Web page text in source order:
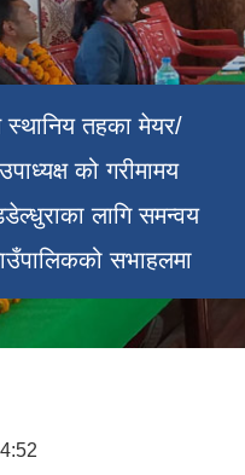
केन्द्र विन्दु गणेशपुर,
मेला (बडालकी जातँ)
तहका मेयर/
को गरीमामय
लागि समन्वय
सभाहलमा
नमुना कृषि फर्म देखि
दृश्य